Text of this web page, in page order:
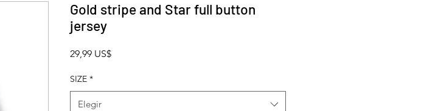
Gold stripe and Star full button
jersey
29,99 US$Precio
SIZE *
Elegir